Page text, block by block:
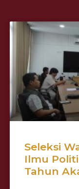
Seleksi
Ilmu
Tahun